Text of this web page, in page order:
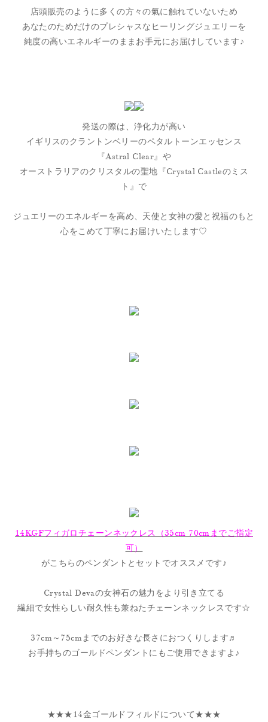
店頭販売のように多くの方々の氣に触れていないため
あなたのためだけのプレシャスなヒーリングジュエリーを
純度の高いエネルギーのままお手元にお届けしています♪
発送の際は、浄化力が高い
イギリスのクラントンベリーのペタルトーンエッセンス
『Astral Clear』や
オーストラリアのクリスタルの聖地『Crystal Castleのミス
ト』で
ジュエリーのエネルギーを高め、天使と女神の愛と祝福のもと
心をこめて丁寧にお届けいたします♡
14KGFフィガロチェーンネックレス（35cm 70cmまでご指定
可）
がこちらのペンダントとセットでオススメです♪
Crystal Devaの女神石の魅力をより引き立てる
繊細で女性らしい耐久性も兼ねたチェーンネックレスです☆
37cm～75cmまでのお好きな長さにおつくりします♬
お手持ちのゴールドペンダントにもご使用できますよ♪
★★★14金ゴールドフィルドについて★★★